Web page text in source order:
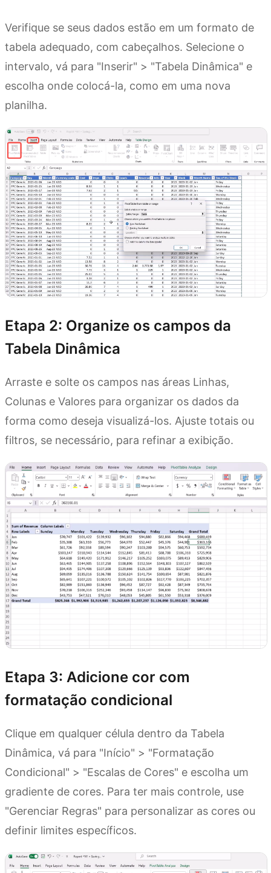
Verifique se seus dados estão em um formato de
tabela adequado, com cabeçalhos. Selecione o
intervalo, vá para "Inserir" > "Tabela Dinâmica" e
escolha onde colocá-la, como em uma nova
planilha.
Etapa 2: Organize os campos da
Tabela Dinâmica
Arraste e solte os campos nas áreas Linhas,
Colunas e Valores para organizar os dados da
forma como deseja visualizá-los. Ajuste totais ou
filtros, se necessário, para refinar a exibição.
Etapa 3: Adicione cor com
formatação condicional
Clique em qualquer célula dentro da Tabela
Dinâmica, vá para "Início" > "Formatação
Condicional" > "Escalas de Cores" e escolha um
gradiente de cores. Para ter mais controle, use
"Gerenciar Regras" para personalizar as cores ou
definir limites específicos.